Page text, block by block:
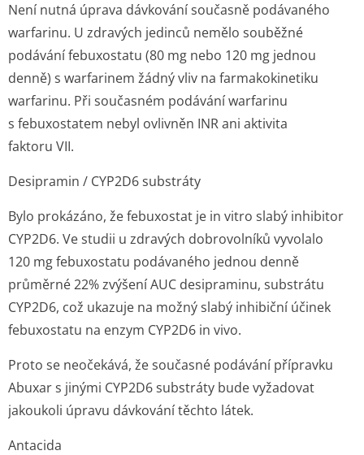
Není nutná úprava dávkování současně podávaného
warfarinu. U zdravých jedinců nemělo souběžné
podávání febuxostatu (80 mg nebo 120 mg jednou
denně) s warfarinem žádný vliv na farmakokinetiku
warfarinu. Při současném podávání warfarinu
s febuxostatem nebyl ovlivněn INR ani aktivita
faktoru VII.
Desipramin / CYP2D6 substráty
Bylo prokázáno, že febuxostat je in vitro slabý inhibitor
CYP2D6. Ve studii u zdravých dobrovolníků vyvolalo
120 mg febuxostatu podávaného jednou denně
průměrné 22% zvýšení AUC desipraminu, substrátu
CYP2D6, což ukazuje na možný slabý inhibiční účinek
febuxostatu na enzym CYP2D6 in vivo.
Proto se neočekává, že současné podávání přípravku
Abuxar s jinými CYP2D6 substráty bude vyžadovat
jakoukoli úpravu dávkování těchto látek.
Antacida